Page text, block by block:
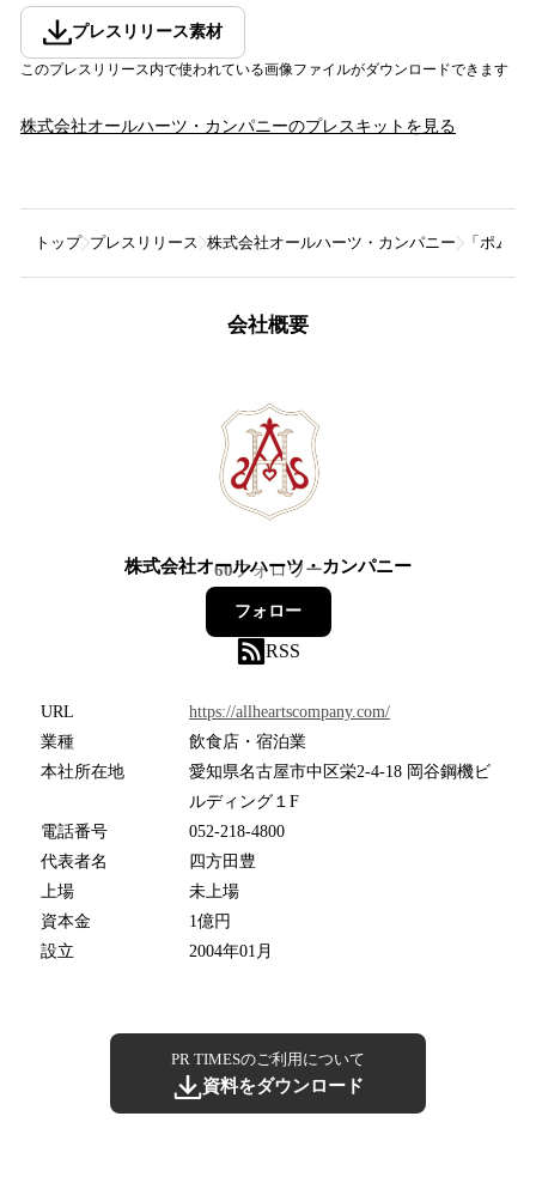
プレスリリース素材
このプレスリリース内で使われている画像ファイルがダウンロードできます
株式会社オールハーツ・カンパニーのプレスキットを見る
トップ プレスリリース 株式会社オールハーツ・カンパニー 「ポム
会社概要
株式会社オールハーツ・カンパニー
60フォロワー
フォロー
RSS
URL
https://allheartscompany.com/
業種
飲食店・宿泊業
本社所在地
愛知県名古屋市中区栄2-4-18 岡谷鋼機ビ
ルディング１F
電話番号
052-218-4800
代表者名
四方田豊
上場
未上場
資本金
1億円
設立
2004年01月
PR TIMESのご利用について
資料をダウンロード